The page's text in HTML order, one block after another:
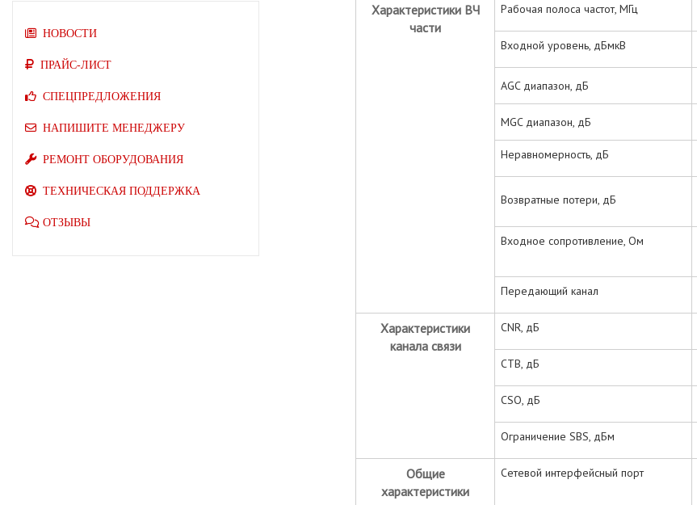
НОВОСТИ
ПРАЙС-ЛИСТ
СПЕЦПРЕДЛОЖЕНИЯ
НАПИШИТЕ МЕНЕДЖЕРУ
РЕМОНТ ОБОРУДОВАНИЯ
ТЕХНИЧЕСКАЯ ПОДДЕРЖКА
ОТЗЫВЫ
Характеристики ВЧ
части
Рабочая полоса частот, МГц
Входной уровень, дБмкВ
AGC диапазон, дБ
MGC диапазон, дБ
Неравномерность, дБ
Возвратные потери, дБ
Входное сопротивление, Ом
Передающий канал
Характеристики
канала связи
CNR, дБ
CTB, дБ
CSO, дБ
Ограничение SBS, дБм
Общие
характеристики
Сетевой интерфейсный порт